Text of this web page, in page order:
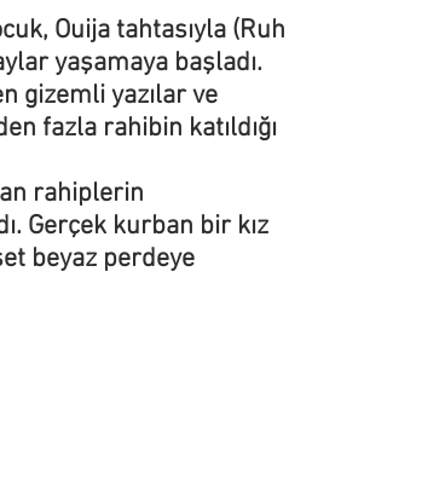
Ouija tahtasıyla (Ruh
yaşamaya başladı.
gizemli yazılar ve
fazla rahibin katıldığı
rahiplerin
Gerçek kurban bir kız
beyaz perdeye